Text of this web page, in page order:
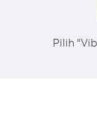
Pilih